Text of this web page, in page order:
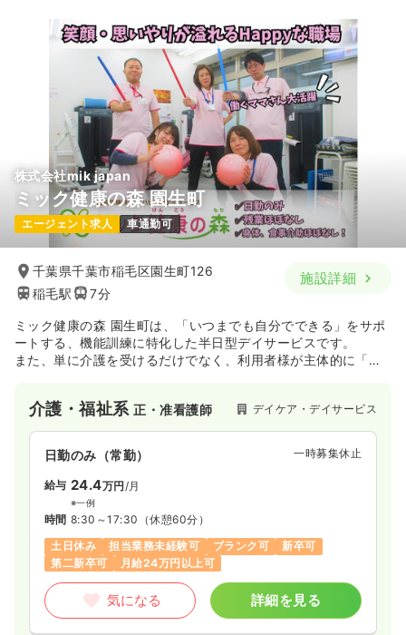
株式会社mik japan
ミック健康の森 園生町
エージェント求人 車通勤可
千葉県千葉市稲毛区園生町126
稲毛駅
7分
施設詳細
ミック健康の森 園生町は、「いつまでも自分でできる」をサポ
ートする、機能訓練に特化した半日型デイサービスです。
また、単に介護を受けるだけでなく、利用者様が主体的に「動
介護・福祉系正・准看護師 デイケア・デイサービス
日勤のみ（常勤） 一時募集休止
給与 24.4万円/月
※一例
時間 8:30～17:30 （休憩60分）
土日休み
担当業務未経験可 ブランク可
新卒可
第二新卒可
月給24万円以上可
気になる 詳細を見る